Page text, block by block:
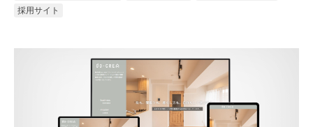
採用サイト